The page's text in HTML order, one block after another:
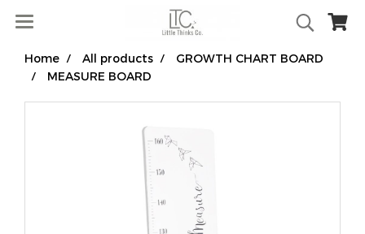
Home All products
GROWTH CHART BOARD
MEASURE BOARD